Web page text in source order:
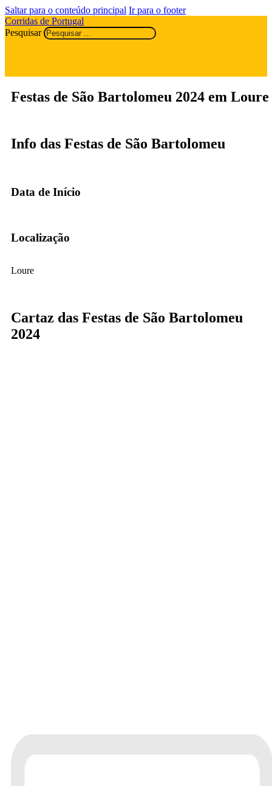
Saltar para o conteúdo principal Ir para o footer
Corridas de Portugal
Pesquisar
Festas de São Bartolomeu 2024 em Loure
Info das Festas de São Bartolomeu
Data de Início
Localização
Loure
Cartaz das Festas de São Bartolomeu
2024